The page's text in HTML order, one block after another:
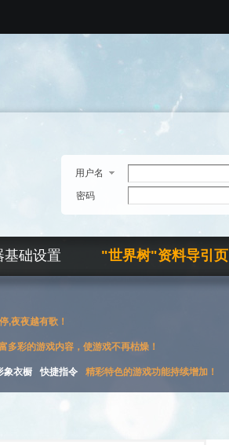
用户名
密码
基础设置 "世界树"资料导引页
,夜夜越有歌！
多彩的游戏内容，使游戏不再枯燥！
象衣橱 快捷指令 精彩特色的游戏功能持续增加！